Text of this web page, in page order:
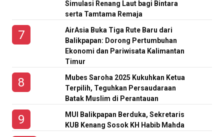
Simulasi Renang Laut bagi Bintara
serta Tamtama Remaja
AirAsia Buka Tiga Rute Baru dari
Balikpapan: Dorong Pertumbuhan
Ekonomi dan Pariwisata Kalimantan
Timur
Mubes Saroha 2025 Kukuhkan Ketua
Terpilih, Teguhkan Persaudaraan
Batak Muslim di Perantauan
MUI Balikpapan Berduka, Sekretaris
KUB Kenang Sosok KH Habib Mahda